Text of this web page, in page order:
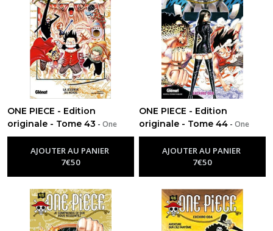
ONE PIECE - Edition
originale - Tome 43 - One
Piece
AJOUTER AU PANIER
7€50
ONE PIECE - Edition
originale - Tome 44 -One
Piece
AJOUTER AU PANIER
7€50